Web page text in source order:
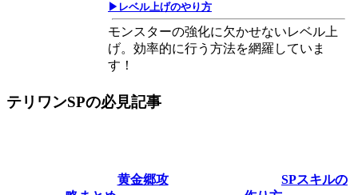
▶レベル上げのやり方
モンスターの強化に欠かせないレベル上
げ。効率的に行う方法を網羅していま
す！
テリワンSPの必見記事
黄金郷攻
SPスキルの